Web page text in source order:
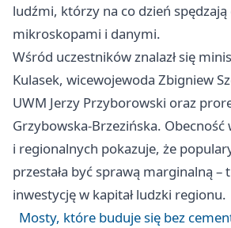
ludźmi, którzy na co dzień
mikroskopami i danymi.
Wśród uczestników znalazł się
Kulasek, wicewojewoda Zbigniew
UWM Jerzy Przyborowski oraz
Grzybowska-Brzezińska. Obecność
i regionalnych pokazuje, że
przestała być sprawą marginalną –
inwestycję w kapitał ludzki regionu.
Mosty, które buduje się bez